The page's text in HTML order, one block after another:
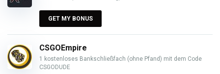
GET MY BONUS
CSGOEmpire
1 kostenloses Bankschließfach (ohne Pfand) mit dem Code
CSGODUDE